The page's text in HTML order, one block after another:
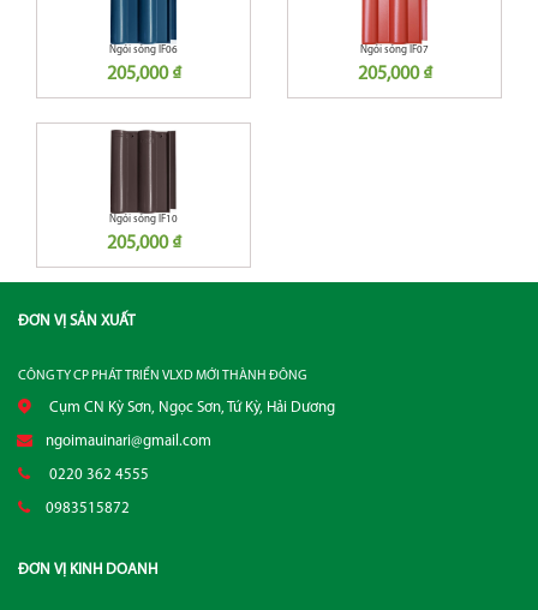
Ngói sóng IF06
205,000 ₫
Ngói sóng IF07
205,000 ₫
Ngói sóng IF10
205,000 ₫
ĐƠN VỊ SẢN XUẤT
CÔNG TY CP PHÁT TRIỂN VLXD MỚI THÀNH ĐÔNG
Cụm CN Kỳ Sơn, Ngọc Sơn, Tứ Kỳ, Hải Dương
ngoimauinari@gmail.com
0220 362 4555
0983515872
ĐƠN VỊ KINH DOANH